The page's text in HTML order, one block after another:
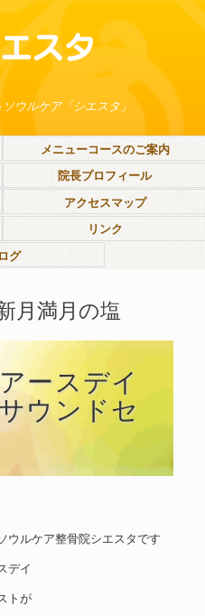
ウルケア「シエスタ」
メニューコースのご案内
院長プロフィール
アクセスマップ
リンク
グ
月満月の塩
ースデイ
ウンドセ
ウルケア整骨院シエスタです
デイ
トが